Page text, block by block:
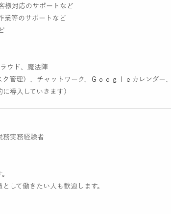
様対応のサポートなど
業等のサポートなど
ウド、魔法陣
管理）、チャットワーク、Ｇｏｏｇｌｅカレンダー
導入していきます）
務実務経験者
して働きたい人も歓迎します。